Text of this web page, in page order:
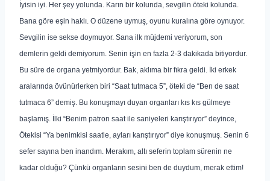
İyisin iyi. Her şey yolunda. Karın bir kolunda, sevgilin öteki kolunda.
Bana göre eşin haklı. O düzene uymuş, oyunu kuralına göre oynuyor.
Sevgilin ise sekse doymuyor. Sana ilk müjdemi veriyorum, son
demlerin geldi demiyorum. Senin işin en fazla 2-3 dakikada bitiyordur.
Bu süre de organa yetmiyordur. Bak, aklıma bir fıkra geldi. İki erkek
aralarında övünürlerken biri “Saat tutmaca 5”, öteki de “Ben de saat
tutmaca 6” demiş. Bu konuşmayı duyan organları kıs kıs gülmeye
başlamış. İlki “Benim patron saat ile saniyeleri karıştırıyor” deyince,
Ötekisi “Ya benimkisi saatle, ayları karıştırıyor” diye konuşmuş. Senin 6
sefer sayına ben inandım. Merakım, altı seferin toplam sürenin ne
kadar olduğu? Çünkü organların sesini ben de duydum, merak ettim!